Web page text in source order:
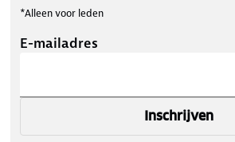
*Alleen voor leden
E-mailadres
Inschrijven